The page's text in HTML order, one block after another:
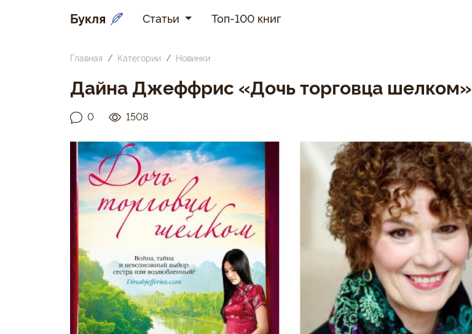
Букля Статьи Топ-100 книг
Главная Категории Новинки
Дайна Джеффрис «Дочь торговца шелком»
0 1508